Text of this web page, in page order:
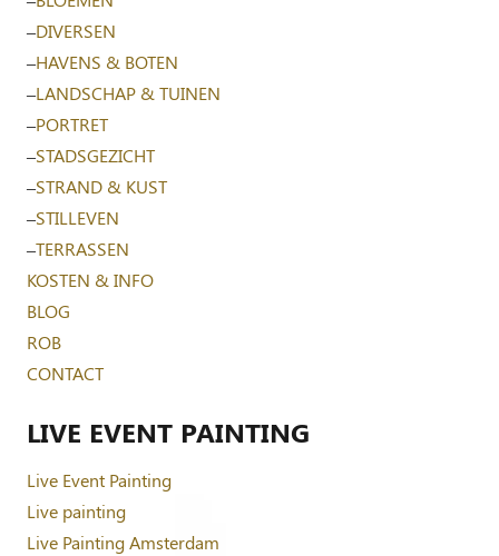
–DIVERSEN
–HAVENS & BOTEN
–LANDSCHAP & TUINEN
–PORTRET
–STADSGEZICHT
–STRAND & KUST
–STILLEVEN
–TERRASSEN
KOSTEN & INFO
BLOG
ROB
CONTACT
LIVE EVENT PAINTING
Live Event Painting
Live painting
Live Painting Amsterdam